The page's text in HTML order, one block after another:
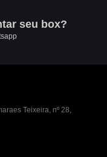
seu box?
Teixeira, nº 28,